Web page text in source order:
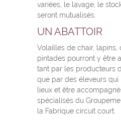
variées, le lavage, le
seront mutualisés.
UN ABATTOIR
Volailles de chair, lapins,
pintades pourront y être
tant par les producteurs
que par des éleveurs
lieux et être
spécialisés du
la Fabrique circuit court.